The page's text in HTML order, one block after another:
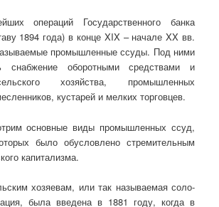
операций Государственного банка
1894 года) в конце XIX – начале XX вв.
промышленные ссуды. Под ними
снабжение оборотными средствами и
хозяйства, промышленных
кустарей и мелких торговцев.
основные виды промышленных ссуд,
было обусловлено стремительным
капитализма.
хозяевам, или так называемая соло-
была введена в 1881 году, когда в